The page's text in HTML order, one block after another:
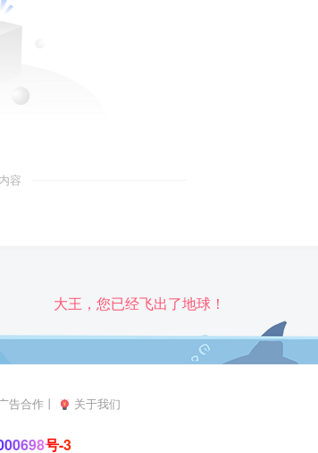
容
大王，您已经飞出了地球！
广告合作 丨 关于我们
号-3